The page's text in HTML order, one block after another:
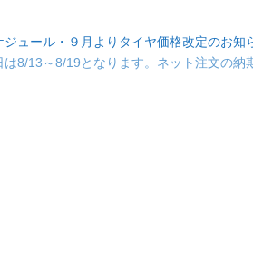
ジュール・９月よりタイヤ価格改定のお知
は8/13～8/19となります。ネット注文の納